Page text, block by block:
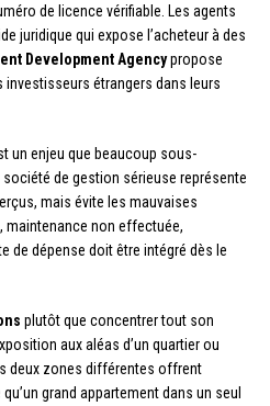
de licence vérifiable. Les agents
juridique qui expose l’acheteur à des
Development Agencypropose
étrangers dans leurs
un enjeu que beaucoup sous-
de gestion sérieuse représente
mais évite les mauvaises
maintenance non effectuée,
de dépense doit être intégré dès le
plutôt que concentrer tout son
aux aléas d’un quartier ou
deux zones différentes offrent
grand appartement dans un seul